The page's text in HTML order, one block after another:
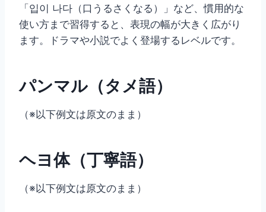
「입이 나다（口うるさくなる）」など、慣用的な
使い方まで習得すると、表現の幅が大きく広がり
ます。ドラマや小説でよく登場するレベルです。
パンマル（タメ語）
（※以下例文は原文のまま）
ヘヨ体（丁寧語）
（※以下例文は原文のまま）